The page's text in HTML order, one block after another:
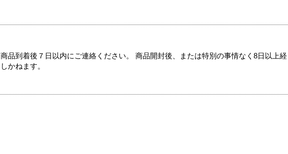
品到着後７日以内にご連絡ください。 商品開封後、または特別の事情なく8日以上経
かねます。